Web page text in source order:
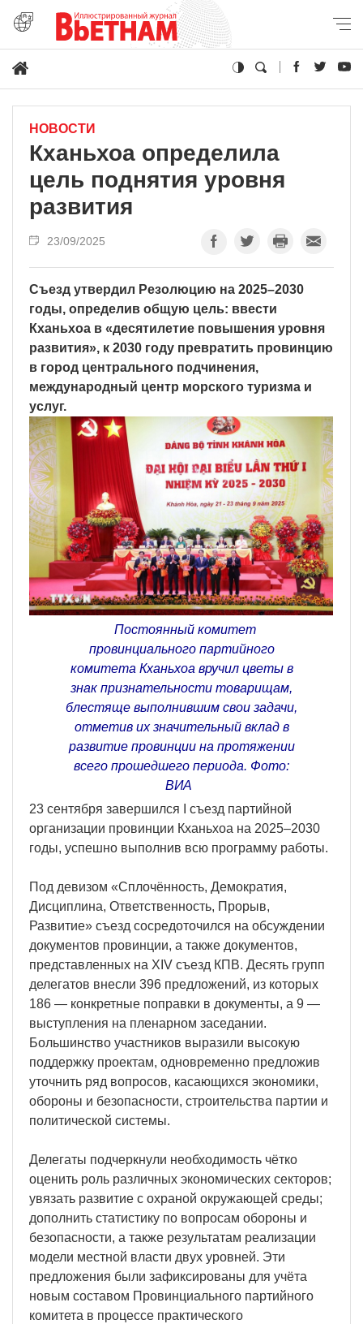
НОВОСТИ
Кханьхоа определила
цель поднятия уровня
развития
23/09/2025
Съезд утвердил Резолюцию на 2025–2030
годы, определив общую цель: ввести
Кханьхоа в «десятилетие повышения уровня
развития», к 2030 году превратить провинцию
в город центрального подчинения,
международный центр морского туризма и
услуг.
Постоянный комитет
провинциального партийного
комитета Кханьхоа вручил цветы в
знак признательности товарищам,
блестяще выполнившим свои задачи,
отметив их значительный вклад в
развитие провинции на протяжении
всего прошедшего периода. Фото:
ВИА
23 сентября завершился I съезд партийной
организации провинции Кханьхоа на 2025–2030
годы, успешно выполнив всю программу работы.
Под девизом «Сплочённость, Демократия,
Дисциплина, Ответственность, Прорыв,
Развитие» съезд сосредоточился на обсуждении
документов провинции, а также документов,
представленных на XIV съезд КПВ. Десять групп
делегатов внесли 396 предложений, из которых
186 — конкретные поправки в документы, а 9 —
выступления на пленарном заседании.
Большинство участников выразили высокую
поддержку проектам, одновременно предложив
уточнить ряд вопросов, касающихся экономики,
обороны и безопасности, строительства партии и
политической системы.
Делегаты подчеркнули необходимость чётко
оценить роль различных экономических секторов;
увязать развитие с охраной окружающей среды;
дополнить статистику по вопросам обороны и
безопасности, а также результатам реализации
модели местной власти двух уровней. Эти
предложения были зафиксированы для учёта
новым составом Провинциального партийного
комитета в процессе практического